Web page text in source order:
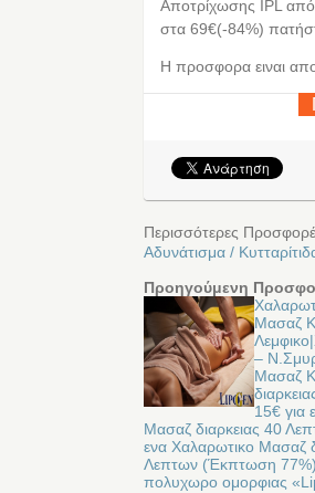
Αποτρίχωσης IPL
στα 69€(-84%)
Η προσφορα ειναι
Περισσότερες
Αδυνάτισμα /
Προηγούμενη
Μασαζ
–
Μασαζ
15€ για
Μασαζ διαρκειας 40
ενα Χαλαρωτικο Μασαζ
Λεπτων (Έκπτωση
πολυχωρο ομορφιας